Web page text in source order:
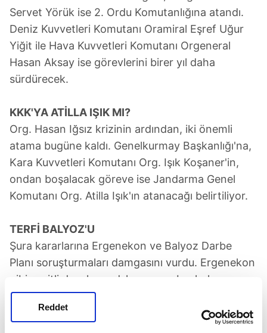
Reddet
Servet Yörük ise 2. Ordu Komutanlığına atandı.
Deniz Kuvvetleri Komutanı Oramiral Eşref Uğur
Yiğit ile Hava Kuvvetleri Komutanı Orgeneral
Hasan Aksay ise görevlerini birer yıl daha
sürdürecek.
KKK'YA ATİLLA IŞIK MI?
Org. Hasan Iğsız krizinin ardından, iki önemli
atama bugüne kaldı. Genelkurmay Başkanlığı'na,
Kara Kuvvetleri Komutanı Org. Işık Koşaner'in,
ondan boşalacak göreve ise Jandarma Genel
Komutanı Org. Atilla Işık'ın atanacağı belirtiliyor.
TERFİ BALYOZ'U
Şura kararlarına Ergenekon ve Balyoz Darbe
Planı soruşturmaları damgasını vurdu. Ergenekon
gibi çeşitli davalara adı karışan subaylarla
Balyoz'da hakkında yakalama kararı çıkartılan 11
general ve amiral terfi ettirilmedi. Bu askerlere